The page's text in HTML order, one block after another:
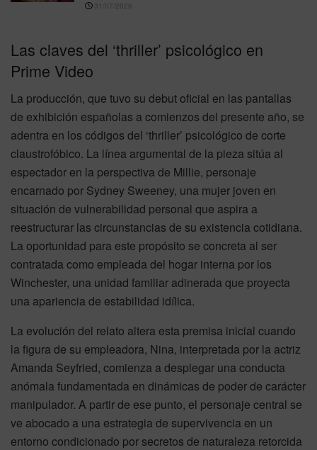
31/07/2026
Las claves del ‘thriller’ psicológico en
Prime Video
La producción, que tuvo su debut oficial en las pantallas
de exhibición españolas a comienzos del presente año, se
adentra en los códigos del ‘thriller’ psicológico de corte
claustrofóbico. La línea argumental de la pieza sitúa al
espectador en la perspectiva de Millie, personaje
encarnado por Sydney Sweeney, una mujer joven en
situación de vulnerabilidad personal que aspira a
reestructurar las circunstancias de su existencia cotidiana.
La oportunidad para este propósito se concreta al ser
contratada como empleada del hogar interna por los
Winchester, una unidad familiar adinerada que proyecta
una apariencia de estabilidad idílica.
La evolución del relato altera esta premisa inicial cuando
la figura de su empleadora, Nina, interpretada por la actriz
Amanda Seyfried, comienza a desplegar una conducta
anómala fundamentada en dinámicas de poder de carácter
manipulador. A partir de ese punto, el personaje central se
ve abocado a una estrategia de supervivencia en un
entorno condicionado por secretos de naturaleza retorcida